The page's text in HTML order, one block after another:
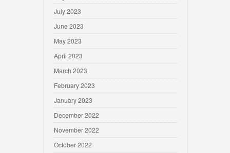
July 2023
June 2023
May 2023
April 2023
March 2023
February 2023
January 2023
December 2022
November 2022
October 2022